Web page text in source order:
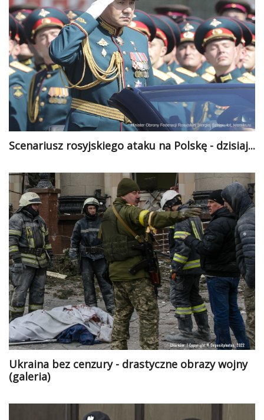
Scenariusz rosyjskiego ataku na Polskę - dzisiaj...
Ukraina bez cenzury - drastyczne obrazy wojny
(galeria)